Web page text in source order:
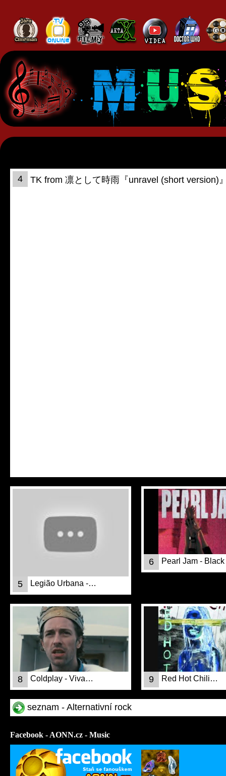
4 TK from 凛として時雨『unravel (short version)
5 Legião Urbana -…
6 Pearl Jam - Black
8 Coldplay - Viva… 9 Red Hot Chili…
seznam - Alternativní rock
Facebook - AONN.cz - Music